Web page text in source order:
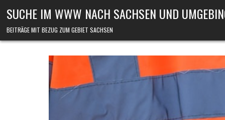
SUCHE IM WWW NACH SACHSEN UND
BEITRÄGE MIT BEZUG ZUM GEBIET SACHSEN